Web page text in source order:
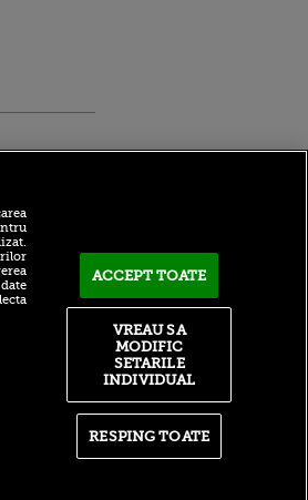
a
la
cu Rapid!
conferință și
cu oamenii
ACCEPT TOATE
RESPING TOATE
VREAU SA
MODIFIC
SETARILE
INDIVIDUAL